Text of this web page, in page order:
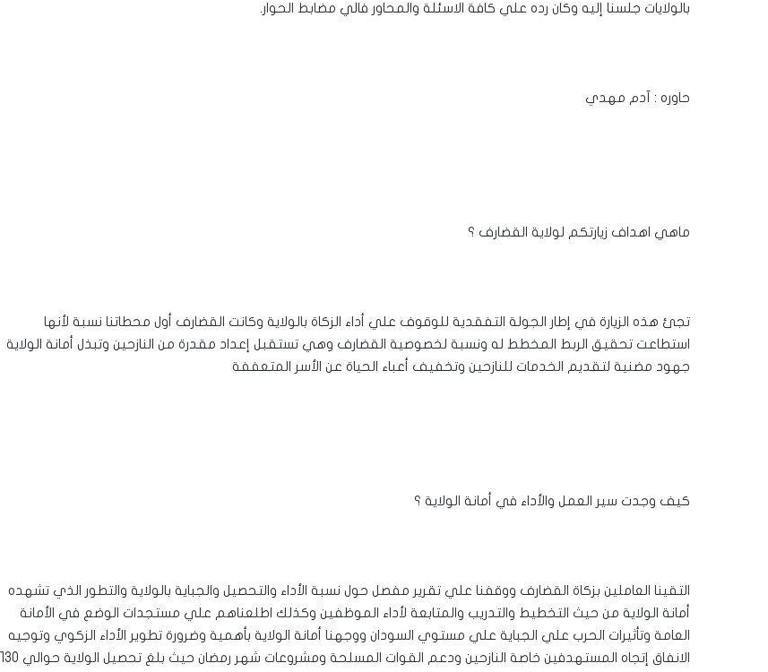
بالولايات جلسنا إليه وكان رده علي كافة الاسئلة والمحاور فالي مضابط الحوار.
حاوره : آدم مهدي
ماهي اهداف زيارتكم لولاية القضارف ؟
تجئ هذه الزيارة في إطار الجولة التفقدية للوقوف علي أداء الزكاة بالولاية وكانت القضارف أول محطاتنا نسبة لأنها
استطاعت تحقيق الربط المخطط له ونسبة لخصوصية القضارف وهي تستقبل إعداد مقدرة من النازحين وتبذل أمانة الولاية
جهود مضنية لتقديم الخدمات للنازحين وتخفيف أعباء الحياة عن الأسر المتعففة
كيف وجدت سير العمل والأداء في أمانة الولاية ؟
التقينا العاملين بزكاة القضارف ووقفنا علي تقرير مفصل حول نسبة الأداء والتحصيل والجباية بالولاية والتطور الذي تشهده
أمانة الولاية من حيث التخطيط والتدريب والمتابعة لأداء الموظفين وكذلك اطلعناهم علي مستجدات الوضع في الأمانة
العامة وتأثيرات الحرب علي الجباية علي مستوي السودان ووجهنا أمانة الولاية بأهمية وضرورة تطوير الأداء الزكوي وتوجيه
الانفاق إتجاه المستهدفين خاصة النازحين ودعم القوات المسلحة ومشروعات شهر رمضان حيث بلغ تحصيل الولاية حوالي 130